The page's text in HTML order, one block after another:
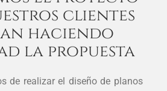
clientes
haciendo
la propuesta
de realizar el diseño de planos